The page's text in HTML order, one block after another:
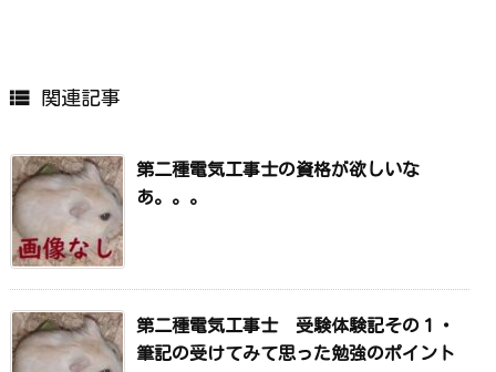
 関連記事
第二種電気工事士の資格が欲しいな
あ。。。
第二種電気工事士 受験体験記その１・
筆記の受けてみて思った勉強のポイント